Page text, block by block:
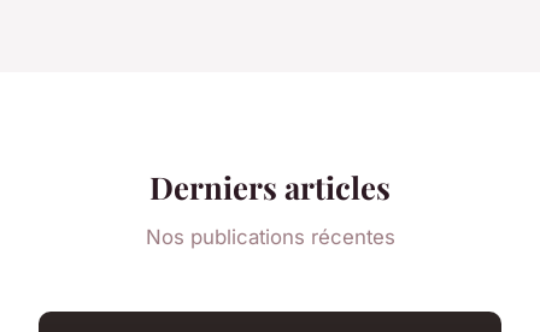
Derniers articles
Nos publications récentes